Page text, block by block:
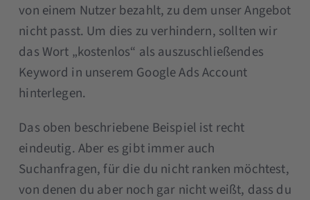
von einem Nutzer bezahlt, zu dem unser Angebot
nicht passt. Um dies zu verhindern, sollten wir
das Wort „kostenlos“ als auszuschließendes
Keyword in unserem Google Ads Account
hinterlegen.
Das oben beschriebene Beispiel ist recht
eindeutig. Aber es gibt immer auch
Suchanfragen, für die du nicht ranken möchtest,
von denen du aber noch gar nicht weißt, dass du